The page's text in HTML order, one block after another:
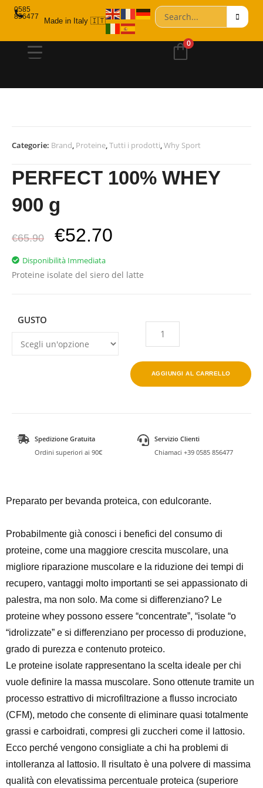
0585
856477
Made in Italy 🇮🇹
0
Categorie: Brand, Proteine,Tutti i prodotti,Why Sport
PERFECT 100% WHEY
900 g
€65.90 €52.70
Disponibilità Immediata
Proteine isolate del siero del latte
GUSTO
AGGIUNGI AL CARRELLO
Spedizione Gratuita
Ordini superiori ai 90€
Servizio Clienti
Chiamaci +39 0585 856477
Preparato per bevanda proteica, con edulcorante.
Probabilmente già conosci i benefici del consumo di
proteine, come una maggiore crescita muscolare, una
migliore riparazione muscolare e la riduzione dei tempi di
recupero, vantaggi molto importanti se sei appassionato di
palestra, ma non solo. Ma come si differenziano? Le
proteine whey possono essere “concentrate”, “isolate “o
“idrolizzate” e si differenziano per processo di produzione,
grado di purezza e contenuto proteico.
Le proteine isolate rappresentano la scelta ideale per chi
vuole definire la massa muscolare. Sono ottenute tramite un
processo estrattivo di microfiltrazione a flusso incrociato
(CFM), metodo che consente di eliminare quasi totalmente
grassi e carboidrati, compresi gli zuccheri come il lattosio.
Ecco perché vengono consigliate a chi ha problemi di
intolleranza al lattosio. Il risultato è una polvere di massima
qualità con elevatissima percentuale proteica (superiore